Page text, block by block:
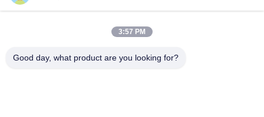
化学工業のプロジ
ェクト
削片板の生産ライン
3:57 PM
Good day, what product are you looking for?